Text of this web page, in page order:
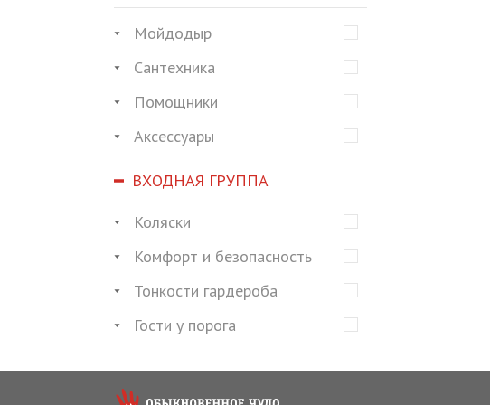
Мойдодыр
Сантехника
Помощники
Аксессуары
ВХОДНАЯ ГРУППА
Коляски
Комфорт и безопасность
Тонкости гардероба
Гости у порога